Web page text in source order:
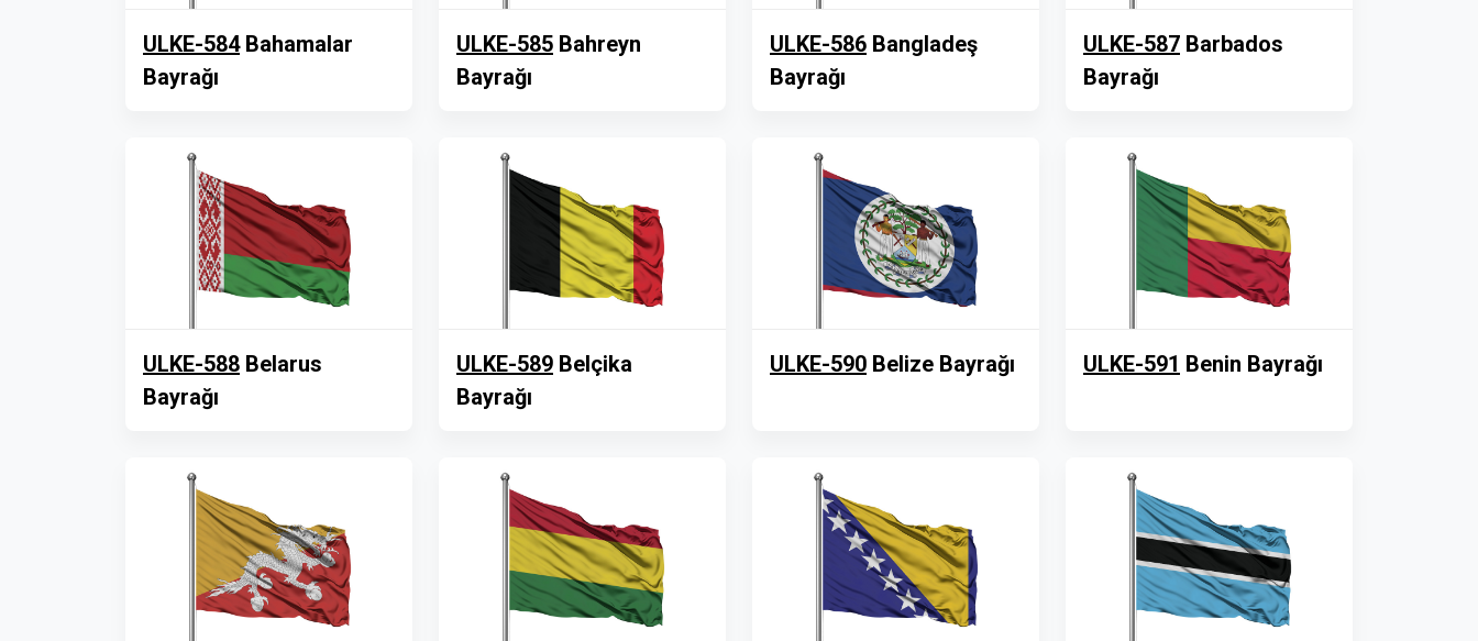
ULKE-584Bahamalar
Bayrağı
ULKE-585 Bahreyn
Bayrağı
ULKE-586 Bangladeş
Bayrağı
ULKE-587 Barbados
Bayrağı
ULKE-588 Belarus
Bayrağı
ULKE-589 Belçika
Bayrağı
ULKE-590 Belize Bayrağı ULKE-591 Benin Bayrağı